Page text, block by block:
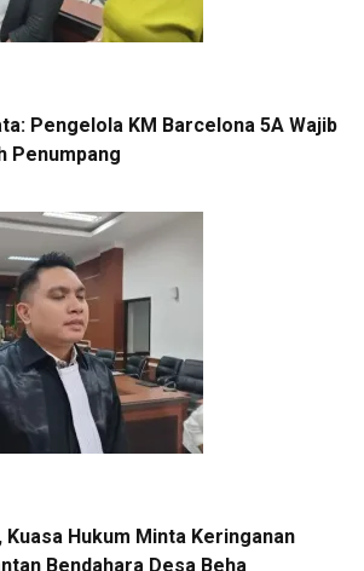
Pengelola KM Barcelona 5A Wajib
Penumpang
Kuasa Hukum Minta Keringanan
Bendahara Desa Beha